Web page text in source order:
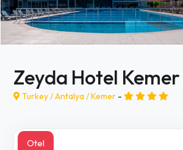
Zeyda Hotel Kemer
Turkey /Antalya/Kemer -
Otel